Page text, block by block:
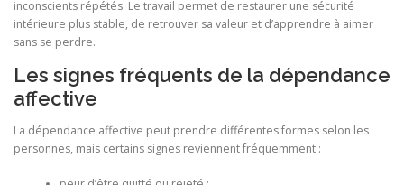
inconscients répétés. Le travail permet de restaurer une sécurité
intérieure plus stable, de retrouver sa valeur et d’apprendre à aimer
sans se perdre.
Les signes fréquents de la dépendance
affective
La dépendance affective peut prendre différentes formes selon les
personnes, mais certains signes reviennent fréquemment :